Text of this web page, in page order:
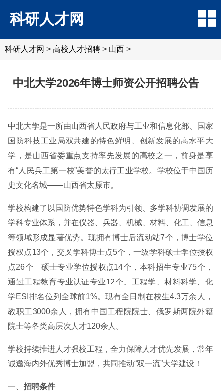
科研人才网
科研人才网 > 高校人才招聘 > 山西 >
中北大学2026年博士师资公开招聘公告
中北大学是一所由山西省人民政府与工业和信息化部、国家
国防科技工业局双共建的特色鲜明、创新发展的高水平大
学，是山西省委重点支持率先发展的高校之一，前身是享
有“人民兵工第一校”美誉的太行工业学校。学校位于中国历
史文化名城——山西省太原市。
学校构建了以国防优势特色学科为引领、多学科协调发展的
学科专业体系，并在仪器、兵器、机械、材料、化工、信息
等领域形成显著优势。现拥有博士后流动站7个，博士学位
授权点13个，交叉学科博士点5个，一级学科硕士学位授权
点26个，硕士专业学位授权点14个，本科招生专业75个，
通过工程教育专业认证专业12个。工程学、材料科学、化
学ESI排名位列全球前1%。现有全日制在校生4.3万余人，
教职工3000余人，拥有中国工程院院士、俄罗斯两院外籍
院士等各类高层次人才120余人。
学校持续推进人才强校工程，全力保障人才优先发展，常年
诚邀海内外优秀博士加盟，共同推动“双一流”大学建设！
一、 招聘条件